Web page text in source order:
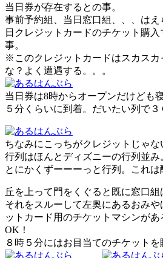
当日券が存在するとの事。
事前予約組、当日窓口組、、、は
日クレジットカードのチケット購
事。
※このクレジットカードはスカスカ
な？よく遭遇する。。。
当日券は8時からオープンだけども
５分くらいに到着。だいたい列で３
ちなみにこっちがクレジットじゃな
行列はほんとディズニーの行列並
とにかくずーーーっと行列。これは
丘を上って門をくぐると既に窓口組
それをスルーして左奥にあるおみ
ットカード用のチケットマシンが
OK！
８時５分にはお目当てのチケットを